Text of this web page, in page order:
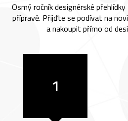
Osmý ročník designérské
přípravě. Přijďte se podívat na
a nakoupit přímo od
1